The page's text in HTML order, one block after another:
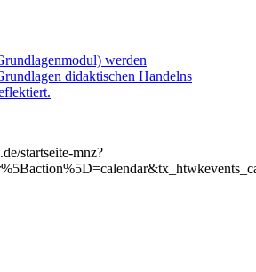
werden
didaktischen Handelns
startseite-mnz?